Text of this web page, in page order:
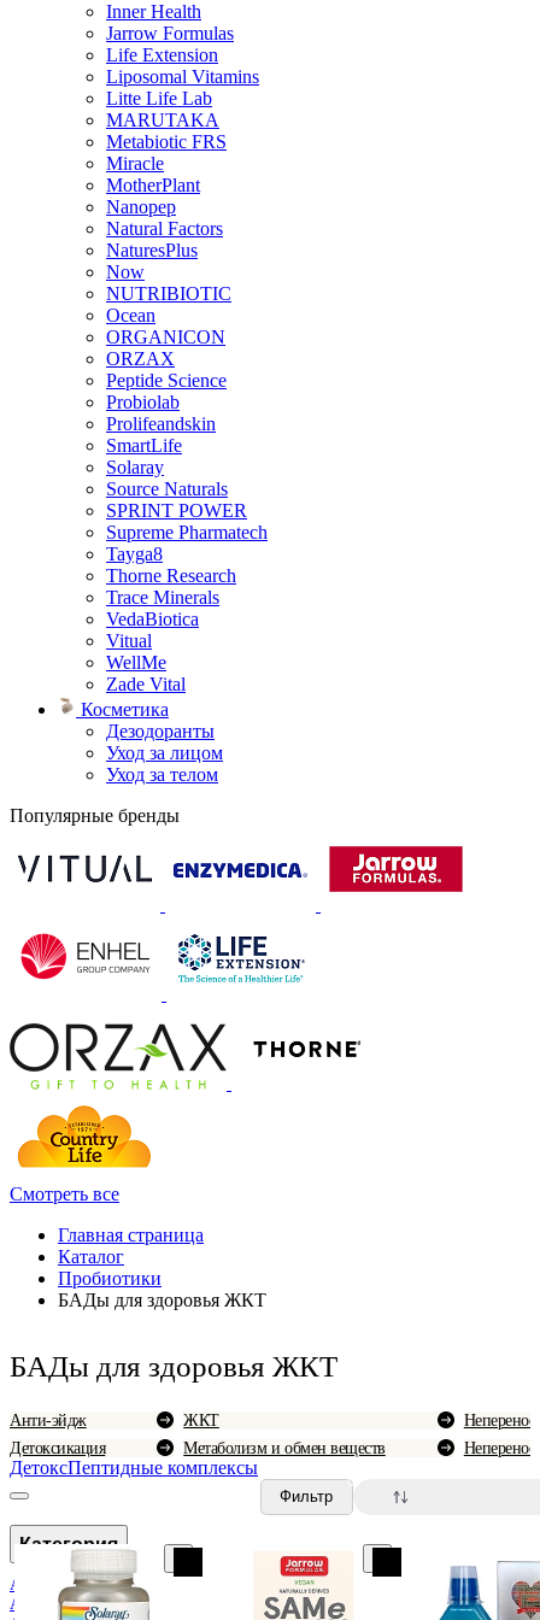
Inner Health
Jarrow Formulas
Life Extension
Liposomal Vitamins
Litte Life Lab
MARUTAKA
Metabiotic FRS
Miracle
MotherPlant
Nanopep
Natural Factors
NaturesPlus
Now
NUTRIBIOTIC
Ocean
ORGANICON
ORZAX
Peptide Science
Probiolab
Prolifeandskin
SmartLife
Solaray
Source Naturals
SPRINT POWER
Supreme Pharmatech
Tayga8
Thorne Research
Trace Minerals
VedaBiotica
Vitual
WellMe
Zade Vital
Косметика
Дезодоранты
Уход за лицом
Уход за телом
Популярные бренды
Смотреть все
Главная страница
Каталог
Пробиотики
БАДы для здоровья ЖКТ
БАДы для здоровья ЖКТ
Анти-эйдж
Детоксикация
ЖКТ
Метаболизм и обмен веществ
ДетоксПептидные комплексы
Категория
Аллергия
Анемия и болезни крови
Фильтр
0
По